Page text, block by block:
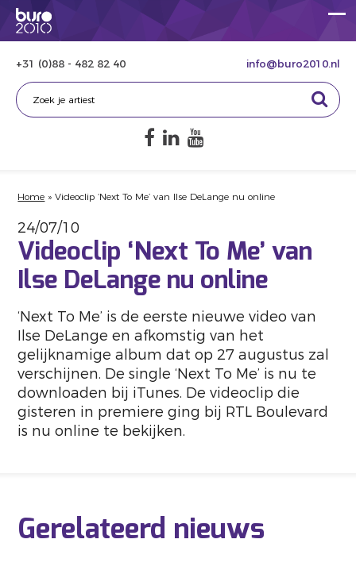
+31 (0)88 - 482 82 40 info@buro2010.nl
Home »Videoclip ‘Next To Me’ van Ilse DeLange nu online
24/07/10
Videoclip ‘Next To Me’ van
Ilse DeLange nu online
‘Next To Me’ is de eerste nieuwe video van
Ilse DeLange en afkomstig van het
gelijknamige album dat op 27 augustus zal
verschijnen. De single ‘Next To Me’ is nu te
downloaden bij iTunes. De videoclip die
gisteren in premiere ging bij RTL Boulevard
is nu online te bekijken.
Gerelateerd nieuws